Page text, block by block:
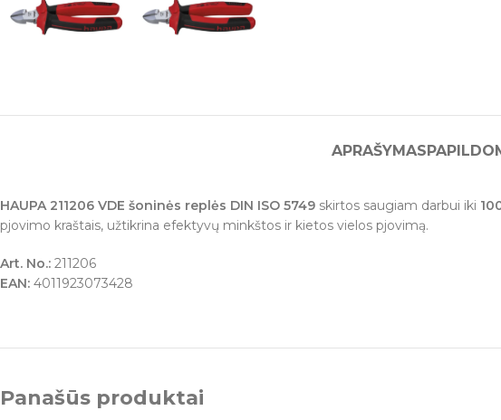
APRAŠYMAS
HAUPA 211206 VDE šoninės replės DIN ISO 5749 skirtos saugiam darbui iki
pjovimo kraštais, užtikrina efektyvų minkštos ir kietos vielos pjovimą.
Art. No.: 211206
EAN: 4011923073428
Panašūs produktai